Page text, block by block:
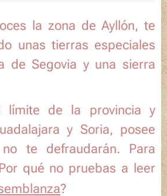
la zona de Ayllón, te
unas tierras especiales
de Segovia y una sierra
límite de la provincia y
y Soria, posee
te defraudarán. Para
qué no pruebas a leer
?